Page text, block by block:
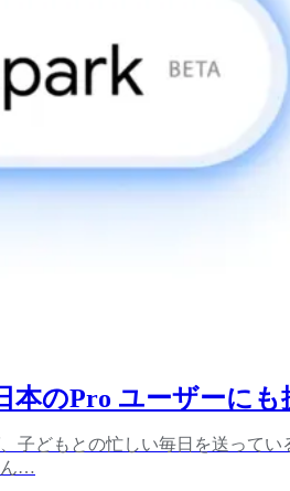
本のPro ユーザーにも
どもとの忙しい毎日を送ってい
ん…